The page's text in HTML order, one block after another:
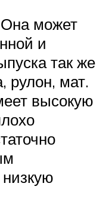
может
и
так же
рулон, мат.
высокую